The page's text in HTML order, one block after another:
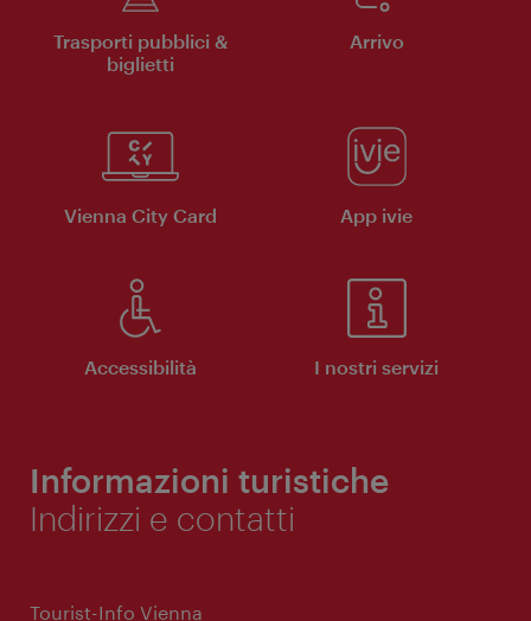
Trasporti pubblici &
biglietti
Arrivo
Vienna City Card App ivie
Accessibilità I nostri servizi
Informazioni turistiche
Indirizzi e contatti
Tourist-Info Vienna